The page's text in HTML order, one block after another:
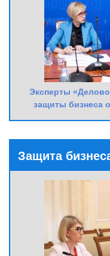
Эксперты
защиты бизнеса
Защита